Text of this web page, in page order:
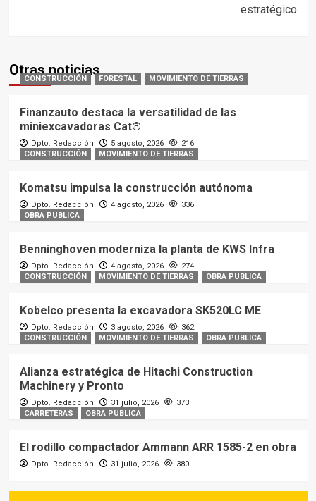
estratégico
Otras noticias
CONSTRUCCIÓN FORESTAL MOVIMIENTO DE TIERRAS
Finanzauto destaca la versatilidad de las
miniexcavadoras Cat®
Dpto. Redacción 5 agosto, 2026
216
CONSTRUCCIÓN
MOVIMIENTO DE TIERRAS
Komatsu impulsa la construcción autónoma
Dpto. Redacción 4 agosto, 2026
336
OBRA PUBLICA
Benninghoven moderniza la planta de KWS Infra
Dpto. Redacción 4 agosto, 2026
274
CONSTRUCCIÓN
MOVIMIENTO DE TIERRAS OBRA PUBLICA
Kobelco presenta la excavadora SK520LC ME
Dpto. Redacción 3 agosto, 2026
362
CONSTRUCCIÓN
MOVIMIENTO DE TIERRAS OBRA PUBLICA
Alianza estratégica de Hitachi Construction
Machinery y Pronto
Dpto. Redacción 31 julio, 2026
373
CARRETERAS
OBRA PUBLICA
El rodillo compactador Ammann ARR 1585-2 en obra
Dpto. Redacción 31 julio, 2026 380